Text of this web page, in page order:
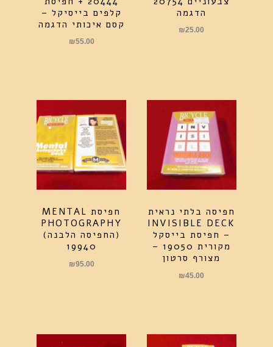
הדגמה
₪25.00
קלפים בייסיקל –
קסם איכותי הדגמה
₪55.00
חפיסה בלתי נראית
INVISIBLE DECK
– חפיסת בייסקל
מקורית 19050 –
מצורף סרטון
₪45.00
חפיסת MENTAL
PHOTOGRAPHY
(החפיסה הלבנה)
19940
₪95.00